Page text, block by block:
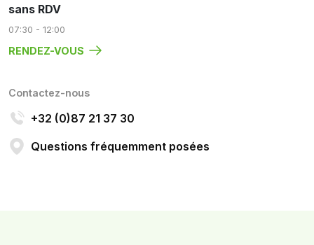
sans RDV
07:30 - 12:00
RENDEZ-VOUS
Contactez-nous
+32 (0)87 21 37 30
Questions fréquemment posées